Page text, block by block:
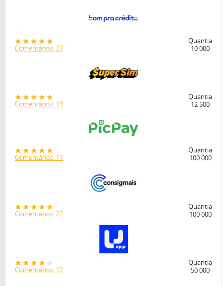
Comentários: 27
Quantia
10 000
Comentários: 13
Quantia
12 500
Comentários: 11
Quantia
100 000
Comentários: 22
Quantia
100 000
Comentários: 12
Quantia
50 000